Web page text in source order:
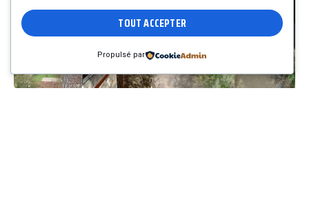
TOUT ACCEPTER
Propulsé par